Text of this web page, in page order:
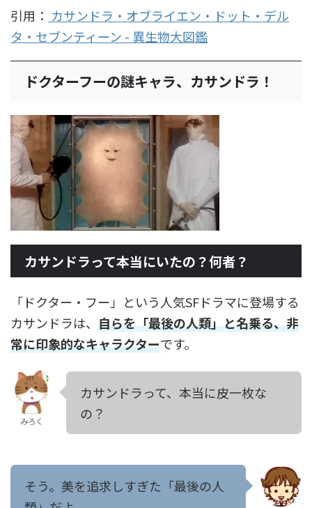
引用： カサンドラ・オブライエン・ドット・デル
タ・セブンティーン - 異生物大図鑑
ドクターフーの謎キャラ、カサンドラ！
カサンドラって本当にいたの？何者？
「ドクター・フー」という人気SFドラマに登場する
カサンドラは、 自らを「最後の人類」と名乗る、非
常に印象的なキャラクターです。
みろく
カサンドラって、本当に皮一枚な
の？
そう。美を追求しすぎた「最後の人